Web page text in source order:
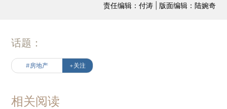
责任编辑：付涛 | 版面编辑：陆婉奇
话题：
#房地产 +关注
相关阅读